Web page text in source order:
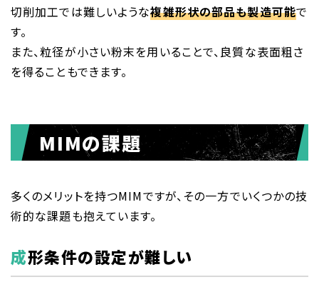
切削加工では難しいような複雑形状の部品も製造可能で
す。
また、粒径が小さい粉末を用いることで、良質な表面粗さ
を得ることもできます。
MIMの課題
多くのメリットを持つMIMですが、その一方でいくつかの技
術的な課題も抱えています。
成形条件の設定が難しい